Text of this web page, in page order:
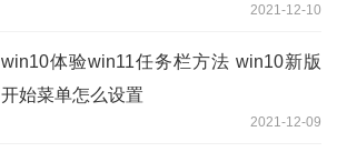
2021-12-10
win10体验win11任务栏方法 win10新版
开始菜单怎么设置
2021-12-09